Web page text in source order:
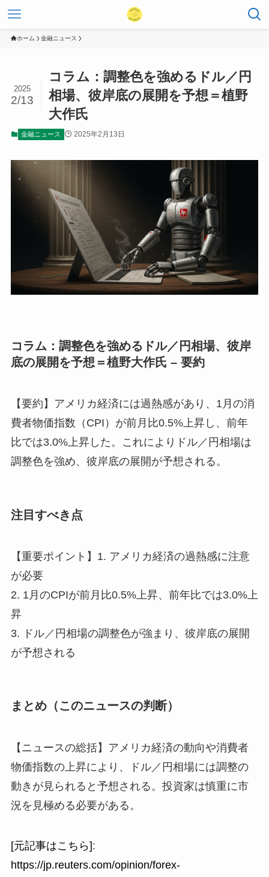
ホーム 金融ニュース
コラム：調整色を強めるドル／円
相場、彼岸底の展開を予想＝植野
大作氏
2025
2/13
金融ニュース 2025年2月13日
コラム：調整色を強めるドル／円相場、彼岸
底の展開を予想＝植野大作氏 – 要約
【要約】アメリカ経済には過熱感があり、1月の消
費者物価指数（CPI）が前月比0.5%上昇し、前年
比では3.0%上昇した。これによりドル／円相場は
調整色を強め、彼岸底の展開が予想される。
注目すべき点
【重要ポイント】1. アメリカ経済の過熱感に注意
が必要
2. 1月のCPIが前月比0.5%上昇、前年比では3.0%上
昇
3. ドル／円相場の調整色が強まり、彼岸底の展開
が予想される
まとめ（このニュースの判断）
【ニュースの総括】アメリカ経済の動向や消費者
物価指数の上昇により、ドル／円相場には調整の
動きが見られると予想される。投資家は慎重に市
況を見極める必要がある。
[元記事はこちら]:
https://jp.reuters.com/opinion/forex-